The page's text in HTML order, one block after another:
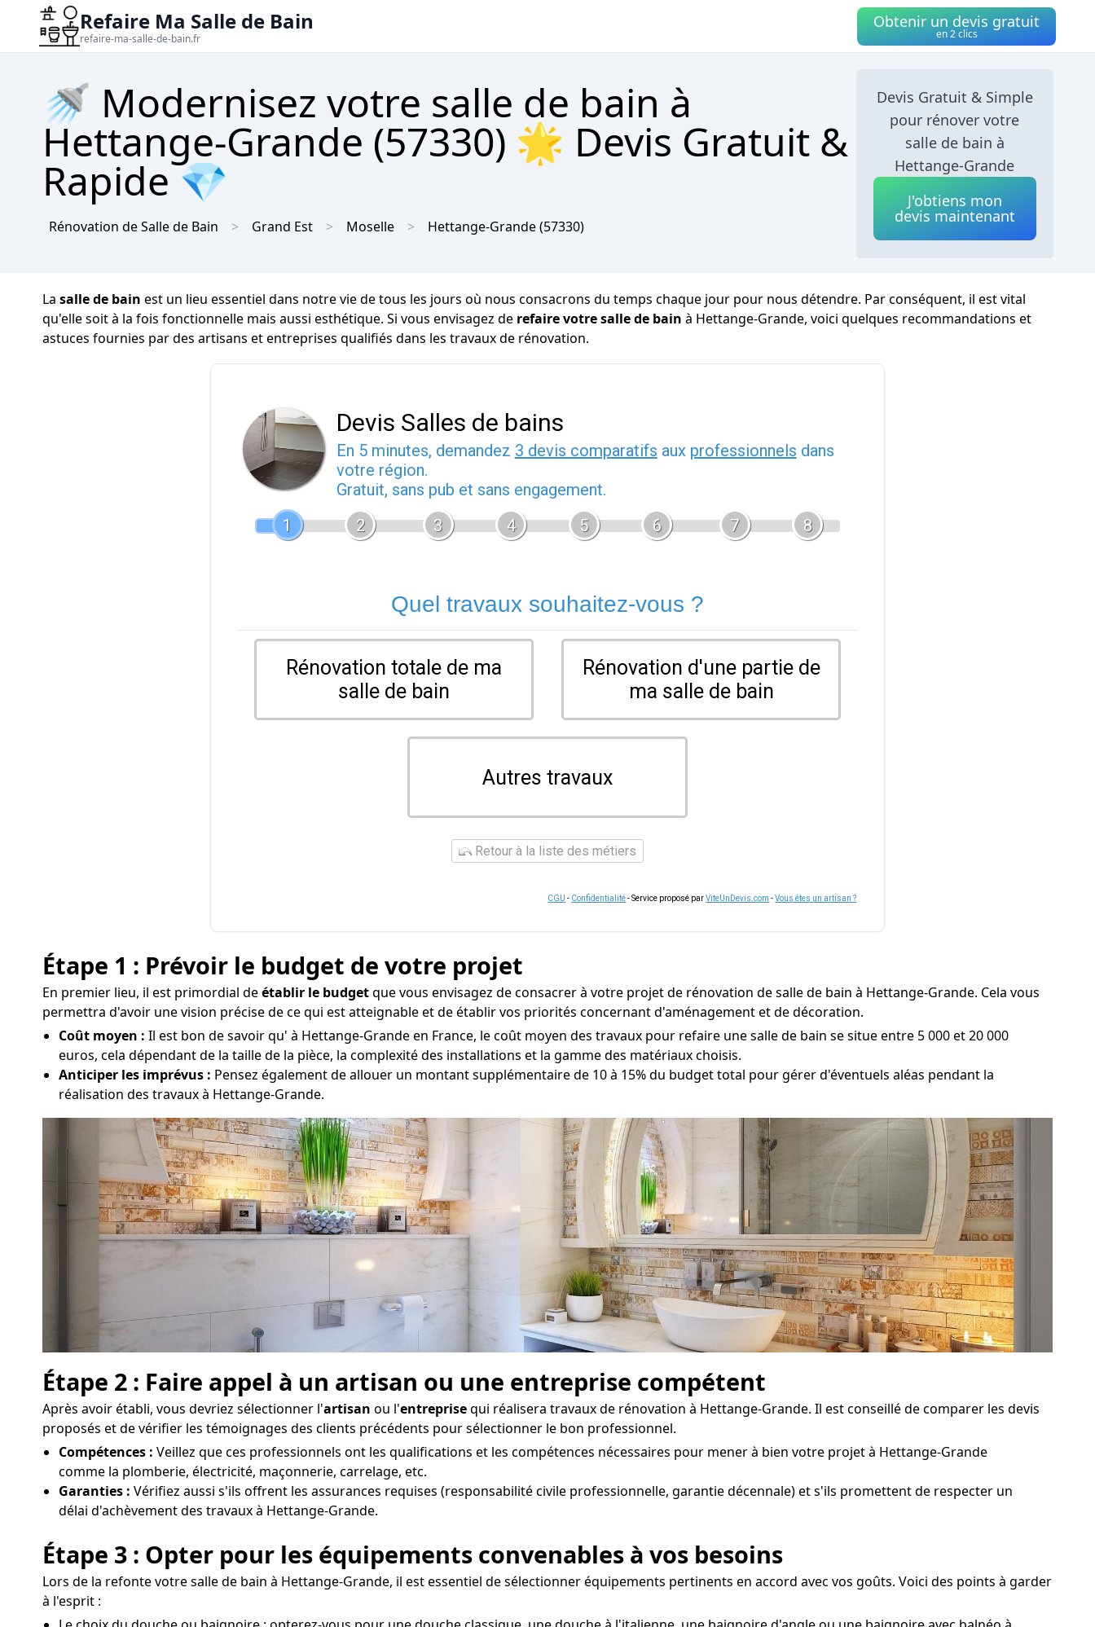
Refaire Ma Salle de Bain
refaire-ma-salle-de-bain.fr
Obtenir un devis gratuit
en 2 clics
🚿 Modernisez votre salle de bain à
Hettange-Grande (57330) 🌟 Devis Gratuit &
Rapide 💎
Rénovation de Salle de Bain Grand Est Moselle Hettange-Grande(57330)
Devis Gratuit & Simple
pour rénover votre
salle de bain à
Hettange-Grande
J'obtiens mon
devis maintenant
La salle de bain est un lieu essentiel dans notre vie de tous les jours où nous consacrons du temps chaque jour pour nous détendre. Par conséquent, il est vital
qu'elle soit à la fois fonctionnelle mais aussi esthétique. Si vous envisagez de refaire votre salle de bain à Hettange-Grande, voici quelques recommandations et
astuces fournies par des artisans et entreprises qualifiés dans les travaux de rénovation.
Devis Salles de bains
En 5 minutes, demandez 3 devis comparatifs aux professionnels dans
votre région.
Gratuit, sans pub et sans engagement.
1
2 3 4 5 6 7 8
Quel travaux souhaitez-vous ?
Rénovation totale de ma
salle de bain
Rénovation d'une partie de
ma salle de bain
Autres travaux
Retour à la liste des métiers
CGU - Confidentialité- Service proposé parViteUnDevis.com -Vous êtes un artisan ?
Étape 1 : Prévoir le budget de votre projet
En premier lieu, il est primordial deétablir le budgetque vous envisagez de consacrer à votre projet de rénovation de salle de bain à Hettange-Grande. Cela vous
permettra d'avoir une vision précise de ce qui est atteignable et de établir vos priorités concernant d'aménagement et de décoration.
Coût moyen : Il est bon de savoir qu' à Hettange-Grande en France, le coût moyen des travaux pour refaire une salle de bain se situe entre 5 000 et 20 000
euros, cela dépendant de la taille de la pièce, la complexité des installations et la gamme des matériaux choisis.
Anticiper les imprévus : Pensez également de allouer un montant supplémentaire de 10 à 15% du budget total pour gérer d'éventuels aléas pendant la
réalisation des travaux à Hettange-Grande.
Étape 2 : Faire appel à un artisan ou une entreprise compétent
Après avoir établi, vous devriez sélectionner l'artisan ou l'entreprisequi réalisera travaux de rénovation à Hettange-Grande. Il est conseillé de comparer les devis
proposés et de vérifier les témoignages des clients précédents pour sélectionner le bon professionnel.
Compétences : Veillez que ces professionnels ont les qualifications et les compétences nécessaires pour mener à bien votre projet à Hettange-Grande
comme la plomberie, électricité, maçonnerie, carrelage, etc.
Garanties : Vérifiez aussi s'ils offrent les assurances requises (responsabilité civile professionnelle, garantie décennale) et s'ils promettent de respecter un
délai d'achèvement des travaux à Hettange-Grande.
Étape 3 : Opter pour les équipements convenables à vos besoins
Lors de la refonte votre salle de bain à Hettange-Grande, il est essentiel de sélectionner équipements pertinents en accord avec vos goûts. Voici des points à garder
à l'esprit :